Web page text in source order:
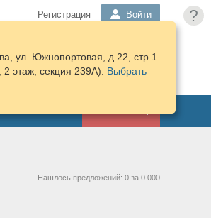
?
Регистрация Войти
КОРЗИНА
ул. Южнопортовая, д.22, стр.1
этаж, секция 239А). Выбрать
Нашлось предложений: 0 за 0.000